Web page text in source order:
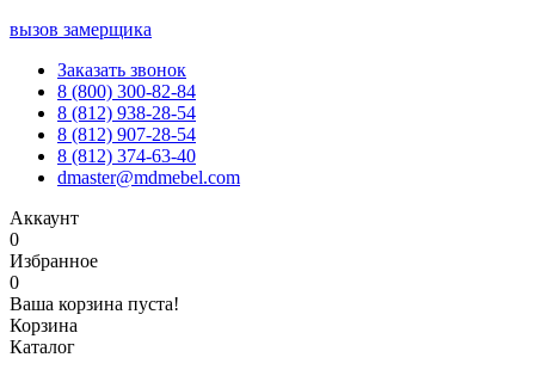
вызов замерщика
Заказать звонок
8 (800) 300-82-84
8 (812) 938-28-54
8 (812) 907-28-54
8 (812) 374-63-40
dmaster@mdmebel.com
Аккаунт
0
Избранное
0
Ваша корзина пуста!
Корзина
Каталог